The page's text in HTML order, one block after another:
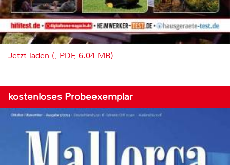
Jetzt laden (, PDF, 6.04 MB)
kostenloses Probeexemplar